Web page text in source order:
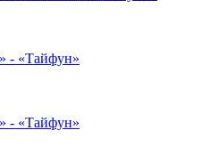
- «Тайфун»
- «Тайфун»